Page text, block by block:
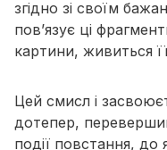
згідно зі своїм
пов’язує ці
картини, живиться
Цей смисл і
дотепер,
події повстання, до